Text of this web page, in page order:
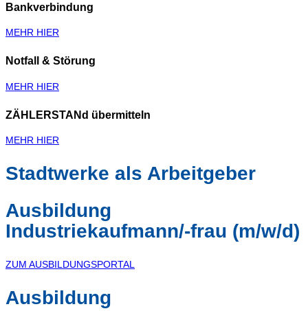
Bankverbindung
MEHR HIER
Notfall & Störung
MEHR HIER
ZÄHLERSTANd übermitteln
MEHR HIER
Stadtwerke als Arbeitgeber
Ausbildung
Industriekaufmann/-frau (m/w/d)
ZUM AUSBILDUNGSPORTAL
Ausbildung